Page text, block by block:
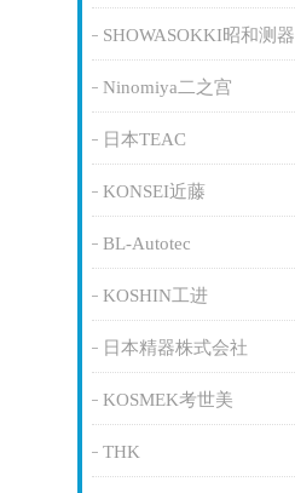
SHOWASOKKI昭和测器
Ninomiya二之宫
日本TEAC
KONSEI近藤
BL-Autotec
KOSHIN工进
日本精器株式会社
KOSMEK考世美
THK